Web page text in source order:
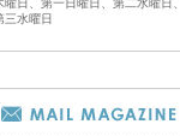
曜日、第一日曜日、第二水曜日、
三水曜日